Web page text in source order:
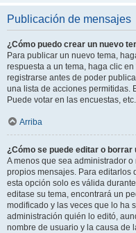
Publicación de mensajes
¿Cómo puedo crear un nuevo
Para publicar un nuevo tema,
respuesta a un tema, haga clic
registrarse antes de poder
una lista de acciones permitidas.
Puede votar en las encuestas, etc.
Arriba
¿Cómo se puede editar o borrar
A menos que sea administrador
propios mensajes. Para editarlos
esta opción solo es válida
editase su tema, encontrará un
modificado y las veces que lo ha
administración quién lo editó,
nombre de usuario y la causa de